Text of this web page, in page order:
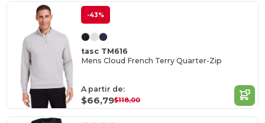
-43%
tasc TM616
Mens Cloud French Terry Quarter-Zip
A partir de:
$66,79$118,00